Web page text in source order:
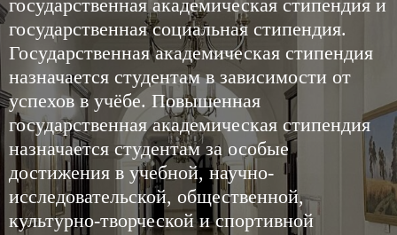
Алексия назначаются два вида стипендии:
государственная академическая стипендия и
государственная социальная стипендия.
Государственная академическая стипендия
назначается студентам в зависимости от
успехов в учёбе. Повышенная
государственная академическая стипендия
назначается студентам за особые
достижения в учебной, научно-
исследовательской, общественной,